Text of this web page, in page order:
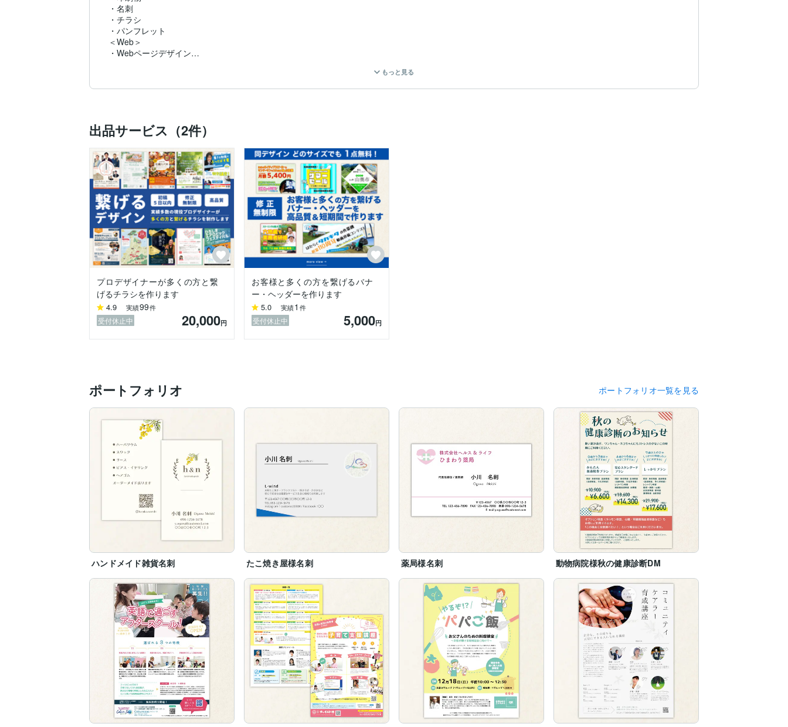
・名刺
・チラシ
・パンフレット
＜Web＞
・Webページデザイン
・広告用のバナー制作
シンプルなデザインが得意です。
ご希望のデザインを的確なコーディングで実現します
【可能な業務】
・コーディング
・Wordpress
・レスポンシブデザイン
・画像の修正から、レイアウト、文字の挿入、装飾、アイキャッチなども可能です
・ロゴ・バナー・ちらし・パンフレット作成
・イラスト
・LPデザイン
など、クライアント様のイメージに合ったデザインを作ることを心がけています。
【使用ソフト】
・photoshop
・illustrator
・Xd
お仕事のご相談お待ちしております。
もっと見る
出品サービス（2件）
プロデザイナーが多くの方と繋
げるチラシを作ります
4.9 実績99件
受付休止中 20,000円
お客様と多くの方を繋げるバナ
ー・ヘッダーを作ります
5.0 実績1 件
受付休止中 5,000円
ポートフォリオ ポートフォリオ一覧を見る
ハンドメイド雑貨名刺 たこ焼き屋様名刺 薬局様名刺 動物病院様秋の健康診断DM